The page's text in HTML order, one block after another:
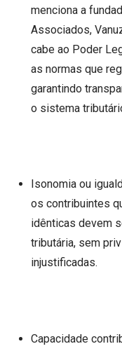
menciona a
Associados,
cabe ao Poder
as normas que
garantindo
o sistema
Isonomia ou
os contribuintes
idênticas devem
tributária, sem
injustificadas.
Capacidade